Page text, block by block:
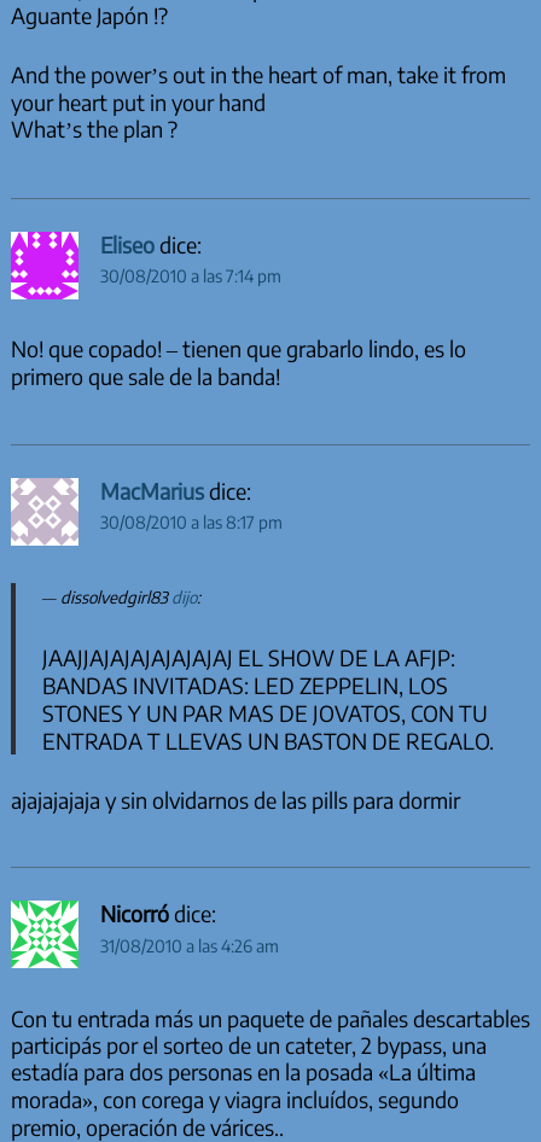
Aguante Japón !?
And the power’s out in the heart of man, take it from
your heart put in your hand
What’s the plan ?
Eliseodice:
30/08/2010 a las 7:14 pm
No! que copado! – tienen que grabarlo lindo, es lo
primero que sale de la banda!
MacMariusdice:
30/08/2010 a las 8:17 pm
dissolvedgirl83dijo:
JAAJJAJAJAJAJAJAJAJ EL SHOW DE LA AFJP:
BANDAS INVITADAS: LED ZEPPELIN, LOS
STONES Y UN PAR MAS DE JOVATOS, CON TU
ENTRADA T LLEVAS UN BASTON DE REGALO.
ajajajajaja y sin olvidarnos de las pills para dormir
Nicorródice:
31/08/2010 a las 4:26 am
Con tu entrada más un paquete de pañales descartables
participás por el sorteo de un cateter, 2 bypass, una
estadía para dos personas en la posada «La última
morada», con corega y viagra incluídos, segundo
premio, operación de várices..